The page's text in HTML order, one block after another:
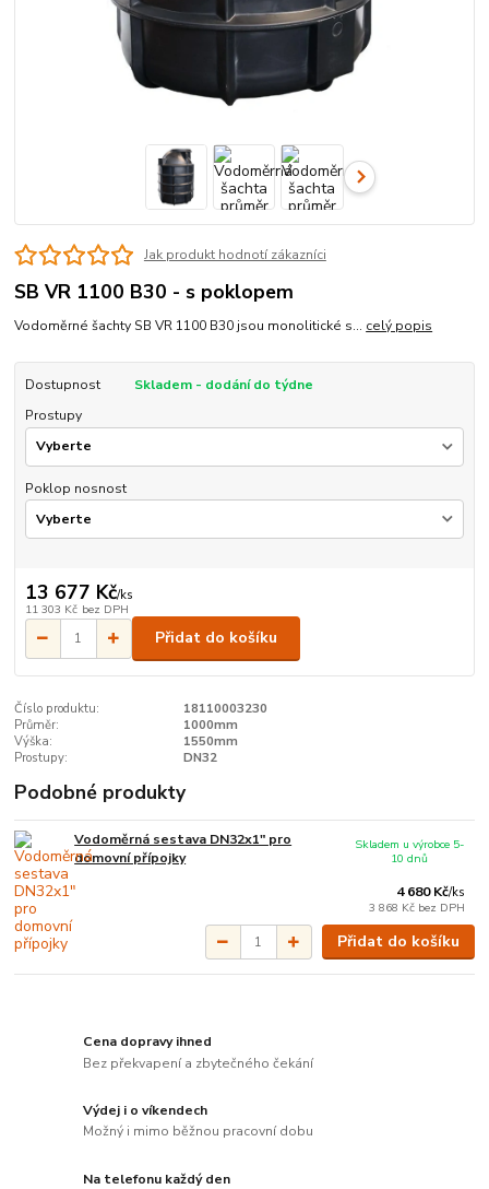
Jak produkt hodnotí zákazníci
SB VR 1100 B30 - s poklopem
Vodoměrné šachty SB VR 1100 B30 jsou monolitické s... celý popis
Dostupnost
Skladem - dodání do týdne
Prostupy
Poklop nosnost
13 677 Kč/ks
11 303 Kč bez DPH
Přidat do košíku
Číslo produktu:
18110003230
Průměr:
1000mm
Výška:
1550mm
Prostupy:
DN32
Podobné produkty
Vodoměrná sestava DN32x1" pro
domovní přípojky
4 680 Kč/ks
3 868 Kč bez DPH
Skladem u výrobce 5-
10 dnů
Přidat do košíku
Cena dopravy ihned
Bez překvapení a zbytečného čekání
Výdej i o víkendech
Možný i mimo běžnou pracovní dobu
Na telefonu každý den